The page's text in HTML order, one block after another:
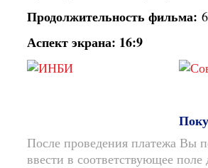
Продолжительность фильма:
Аспект экрана: 16:9
После проведения платежа Вы
ввести в соответствующее поле